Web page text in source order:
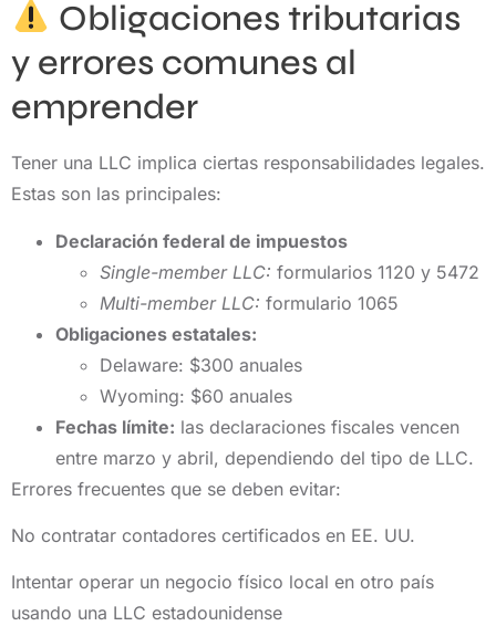
Obligaciones tributarias
y errores comunes al
emprender
Tener una LLC implica ciertas responsabilidades legales.
Estas son las principales:
Declaración federal de impuestos
Single-member LLC: formularios 1120 y 5472
Multi-member LLC: formulario 1065
Obligaciones estatales:
Delaware: $300 anuales
Wyoming: $60 anuales
Fechas límite: las declaraciones fiscales vencen
entre marzo y abril, dependiendo del tipo de LLC.
Errores frecuentes que se deben evitar:
No contratar contadores certificados en EE. UU.
Intentar operar un negocio físico local en otro país
usando una LLC estadounidense